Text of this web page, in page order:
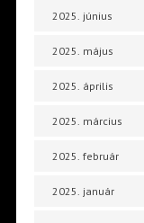
2025. június
2025. május
2025. április
2025. március
2025. február
2025. január